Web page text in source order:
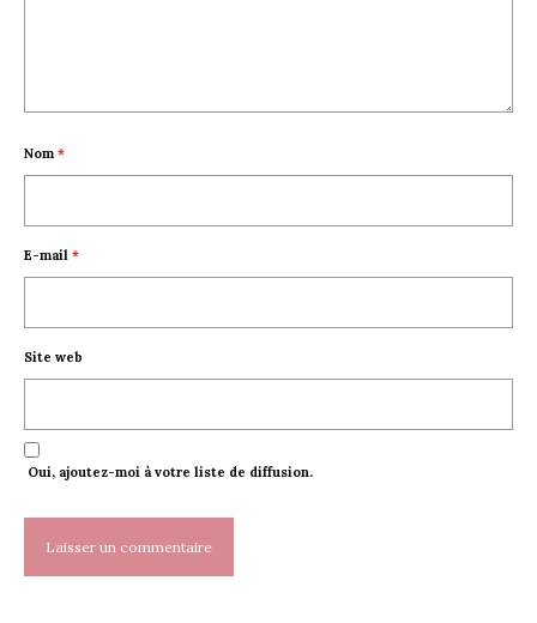
Nom *
E-mail *
Site web
Oui, ajoutez-moi à votre liste de diffusion.